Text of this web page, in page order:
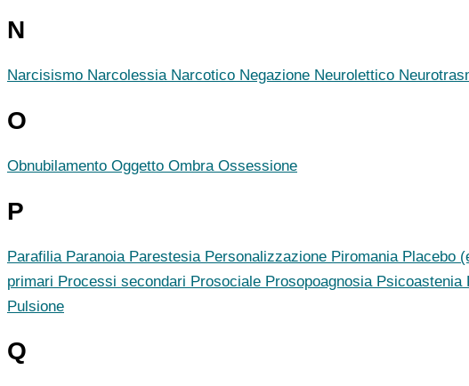
N
Narcisismo Narcolessia Narcotico Negazione Neurolettico
O
Obnubilamento Oggetto Ombra Ossessione
P
Parafilia Paranoia Parestesia Personalizzazione Piromania Placebo
primari Processi secondari Prosociale Prosopoagnosia Psicoastenia
Pulsione
Q